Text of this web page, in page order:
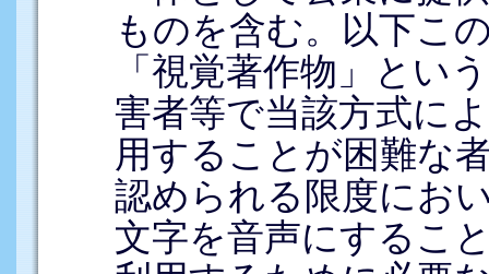
ものを含む。以下こ
「視覚著作物」とい
害者等で当該方式に
用することが困難な
認められる限度にお
文字を音声にするこ